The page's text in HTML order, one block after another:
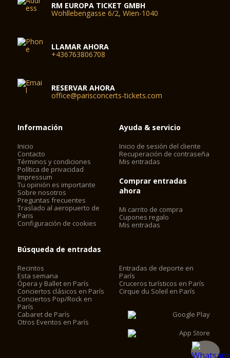
RM EUROPA TICKET GMBH
Wohllebengasse 6/2, Wien-1040
LLAMAR AHORA
+436763806708
RESERVAR AHORA
office@parisconcerts-tickets.com
Información
Inicio
Contacto
Términos y condiciones
Política de privacidad
Impressum
Tu opinión es importante
Sobre nosotros
Preguntas frecuentes
Traslado al aeropuerto de
Paris
Configuración de cookies
Ayuda & servicio
Inicio de sesión del cliente
Recuperación de contraseña
Mis entradas
Comprar entradas
ahora
Mi carrito de compra
Cupones regalo
Mis entradas
Búsqueda de entradas
Recintos
Esta semana
Ópera y Ballet en París
Conciertos clásicos en París
Conciertos Pop/Rock en
París
Cabaret de París
Otros Eventos en París
Entradas de deporte en
París
Cruceros turísticos en París
Cirque du Soleil en París